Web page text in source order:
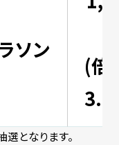
ソン
(倍
3.9
となります。